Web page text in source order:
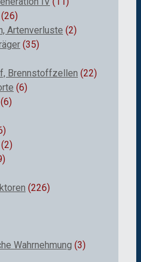
(26)
Artenverluste (2)
(35)
Brennstoffzellen (22)
(6)
(6)
(2)
(226)
Wahrnehmung (3)